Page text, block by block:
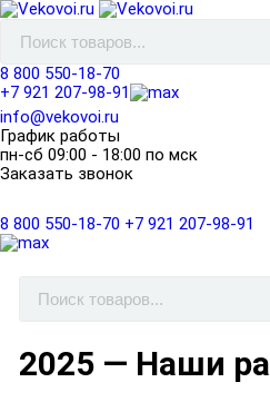
8 800 550-18-70
+7 921 207-98-91
info@vekovoi.ru
График работы
пн-сб 09:00 - 18:00 по мск
Заказать звонок
8 800 550-18-70 +7 921 207-98-91
2025 — Наши